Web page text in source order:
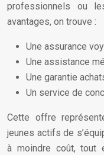
professionnels ou
avantages, on trouve :
Une assurance
Une assistance
Une garantie
Un service de
Cette offre
jeunes actifs de
à moindre coût, tout